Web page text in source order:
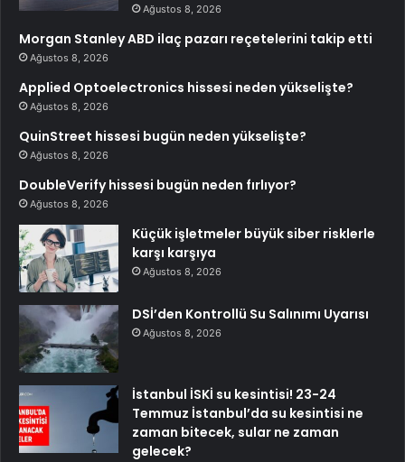
Ağustos 8, 2026
Morgan Stanley ABD ilaç pazarı reçetelerini takip etti
Ağustos 8, 2026
Applied Optoelectronics hissesi neden yükselişte?
Ağustos 8, 2026
QuinStreet hissesi bugün neden yükselişte?
Ağustos 8, 2026
DoubleVerify hissesi bugün neden fırlıyor?
Ağustos 8, 2026
Küçük işletmeler büyük siber risklerle
karşı karşıya
Ağustos 8, 2026
DSİ’den Kontrollü Su Salınımı Uyarısı
Ağustos 8, 2026
İstanbul İSKİ su kesintisi! 23-24
Temmuz İstanbul’da su kesintisi ne
zaman bitecek, sular ne zaman
gelecek?